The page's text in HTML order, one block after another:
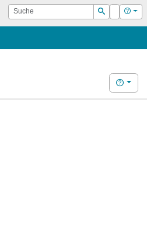
Suche
Suchen
Login Hilfe
Hilfe